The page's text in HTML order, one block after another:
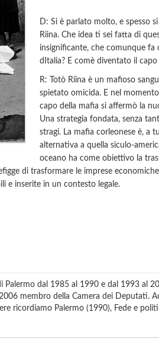
D: Si è parlato molto, e spesso
Riina. Che idea ti sei fatta di
insignificante, che comunque fa
dItalia? E comè diventato il
R: Totò Riina è un mafioso
spietato omicida. E nel
capo della mafia si affermò la
Una strategia fondata, senza
stragi. La mafia corleonese è, a
alternativa a quella siculo-
oceano ha come obiettivo la
di trasformare le imprese
e inserite in un contesto legale.
Palermo dal 1985 al 1990 e dal 1993 al
membro della Camera dei Deputati.
ricordiamo Palermo (1990), Fede e